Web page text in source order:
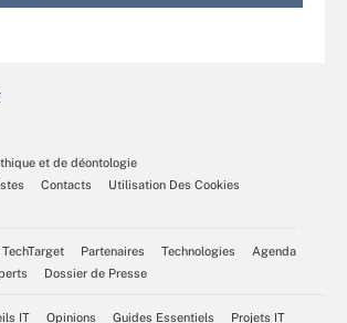
et de déontologie
Contacts
Utilisation Des Cookies
Partenaires Technologies
Agenda
Dossier de Presse
IT Opinions Guides Essentiels Projets IT